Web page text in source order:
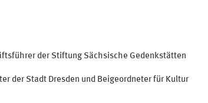
der Stiftung Sächsische Gedenkstätten
der Stadt Dresden und Beigeordneter für Kultur